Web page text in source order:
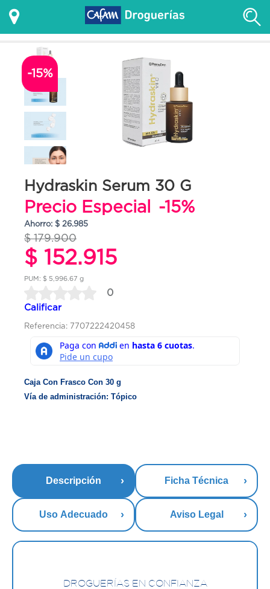
-15%
Hydraskin Serum 30 G
Precio Especial -15%
Ahorro: $ 26.985
$ 179.900
$ 152.915
PUM: $ 5,996.67 g
0
Calificar
Referencia: 7707222420458
Caja Con Frasco Con 30 g
Vía de administración: Tópico
Descripción Ficha Técnica
Uso Adecuado Aviso Legal
DROGUERÍAS EN CONFIANZA